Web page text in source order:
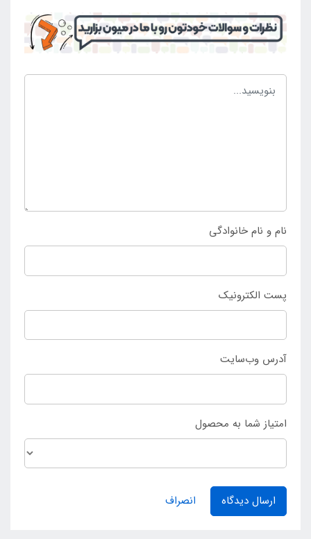
شاد و مهیج سبب افزایش میزان جذابیت استخر ایزی ست
شده است که در نظر افراد بهترین گزینه به حساب می آید.
برای خرید استخر ایزی ست کودک با آبپاش بادی سر خود
و سایر نمونه های استخر ایزی ست برای بچه ها می توانید
این محصول را در همین صفحه به سبد خرید خود اضافه
نام و نام خانوادگی
پست الکترونیک
آدرس وب‌سایت
امتیاز شما به محصول
ارسال دیدگاه انصراف